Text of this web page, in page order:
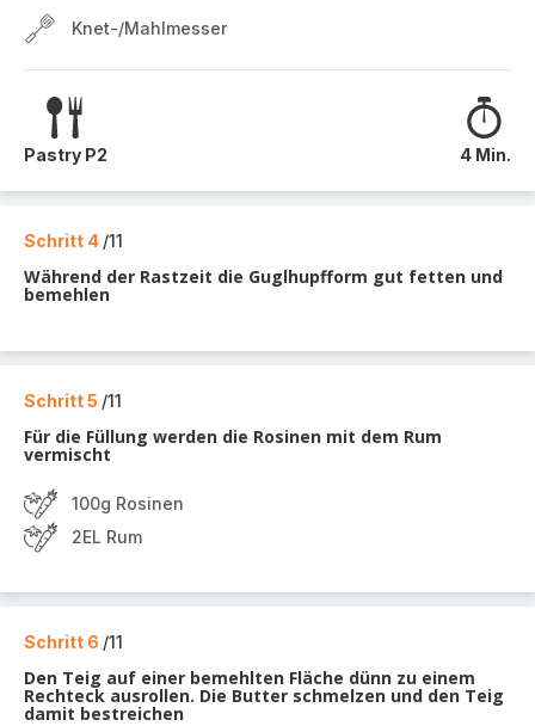
Knet-/Mahlmesser
Pastry P2 4 Min.
Schritt 4 /11
Während der Rastzeit die Guglhupfform gut fetten und
bemehlen
Schritt 5 /11
Für die Füllung werden die Rosinen mit dem Rum
vermischt
100g Rosinen
2EL Rum
Schritt 6 /11
Den Teig auf einer bemehlten Fläche dünn zu einem
Rechteck ausrollen. Die Butter schmelzen und den Teig
damit bestreichen